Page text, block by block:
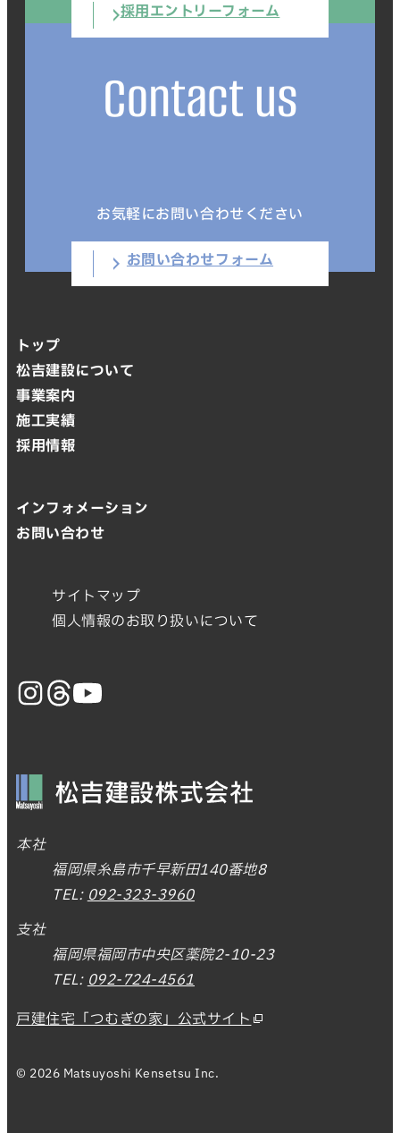
採用エントリーフォーム
Contact us
お気軽にお問い合わせください
お問い合わせフォーム
トップ
松吉建設について
事業案内
施工実績
採用情報
インフォメーション
お問い合わせ
サイトマップ
個人情報のお取り扱いについて
本社
福岡県糸島市千早新田140番地8
TEL:092-323-3960
支社
福岡県福岡市中央区薬院2-10-23
TEL:092-724-4561
戸建住宅「つむぎの家」公式サイト
© 2026 Matsuyoshi Kensetsu Inc.